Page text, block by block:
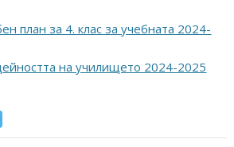
план за 4. клас за учебната 2024-
на училището 2024-2025